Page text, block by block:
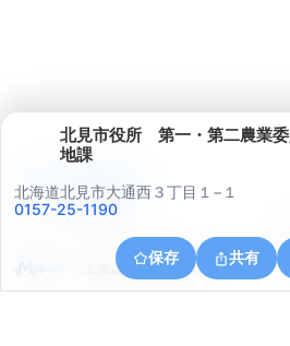
北見市役所 第一・第二農業
地課
北海道北見市大通西３丁目１−１
0157-25-1190
保存 共有
北海道北見市光葉町
アプリで見る